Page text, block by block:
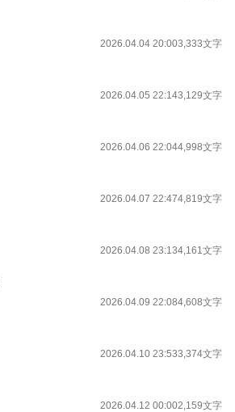
2026.04.04 20:003,333文字
2026.04.05 22:143,129文字
2026.04.06 22:044,998文字
2026.04.07 22:474,819文字
2026.04.08 23:134,161文字
2026.04.09 22:084,608文字
2026.04.10 23:533,374文字
2026.04.12 00:002,159文字